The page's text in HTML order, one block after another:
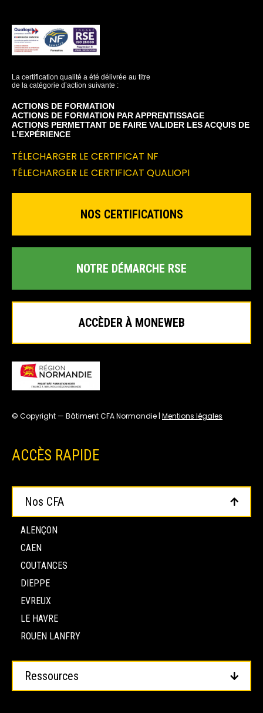
La certification qualité a été délivrée au titre
de la catégorie d’action suivante :
ACTIONS DE FORMATION
ACTIONS DE FORMATION PAR APPRENTISSAGE
ACTIONS PERMETTANT DE FAIRE VALIDER LES ACQUIS DE
L’EXPÉRIENCE
TÉLECHARGER LE CERTIFICAT NF
TÉLECHARGER LE CERTIFICAT QUALIOPI
NOS CERTIFICATIONS
NOTRE DÉMARCHE RSE
ACCÈDER À MONEWEB
© Copyright — Bâtiment CFA Normandie | Mentions légales
ACCÈS RAPIDE
Nos CFA
ALENÇON
CAEN
COUTANCES
DIEPPE
EVREUX
LE HAVRE
ROUEN LANFRY
Ressources